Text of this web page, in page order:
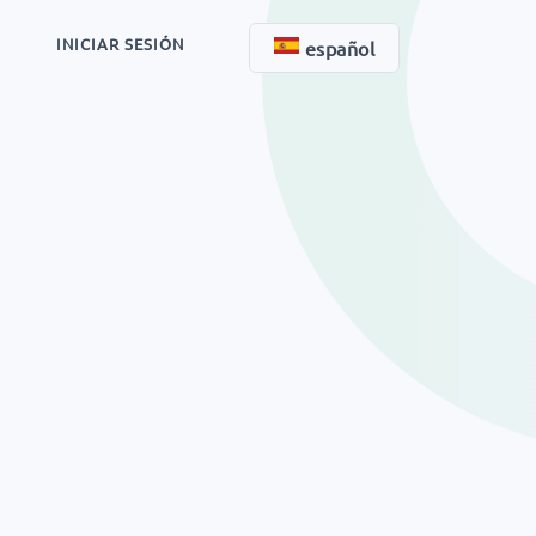
español
INICIAR SESIÓN